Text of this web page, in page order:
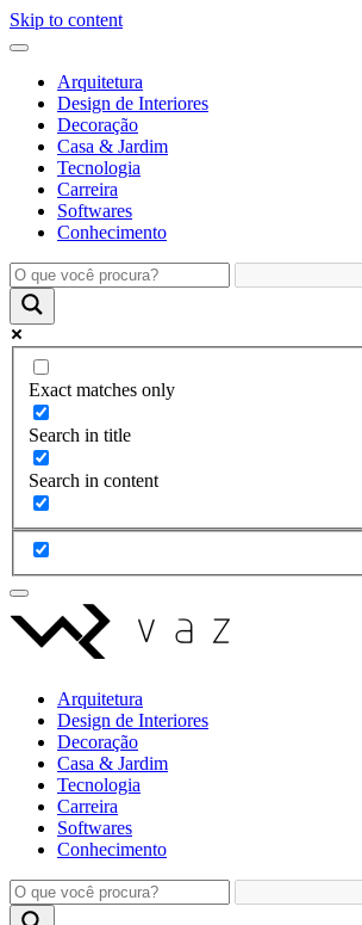
Skip to content
Arquitetura
Design de Interiores
Decoração
Casa & Jardim
Tecnologia
Carreira
Softwares
Conhecimento
Exact matches only
Search in title
Search in content
Arquitetura
Design de Interiores
Decoração
Casa & Jardim
Tecnologia
Carreira
Softwares
Conhecimento